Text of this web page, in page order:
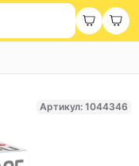
Артикул: 1044346